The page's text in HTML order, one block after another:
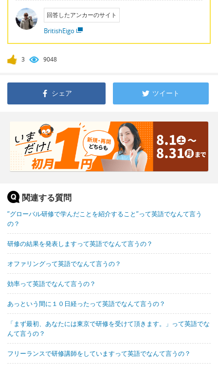
回答したアンカーのサイト
BritishEigo
3 9048
シェア ツイート
関連する質問
”グローバル研修で学んだことを紹介すること”って英語でなんて言う
の？
研修の結果を発表しますって英語でなんて言うの？
オファリングって英語でなんて言うの？
効率って英語でなんて言うの？
あっという間に１０日経ったって英語でなんて言うの？
「まず最初、あなたには東京で研修を受けて頂きます。」って英語でな
んて言うの？
フリーランスで研修講師をしていますって英語でなんて言うの？